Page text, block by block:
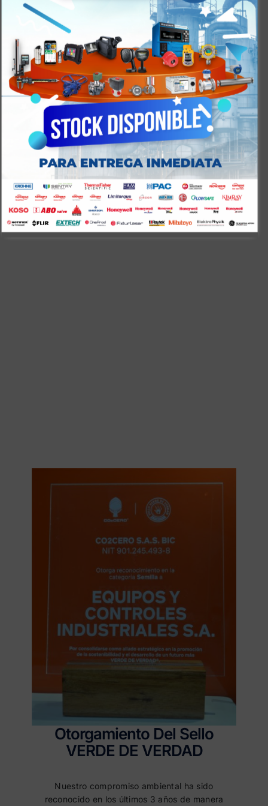
Otorgamiento Del Sello
VERDE DE VERDAD
Nuestro compromiso ambiental ha sido
reconocido en los últimos 3 años de manera